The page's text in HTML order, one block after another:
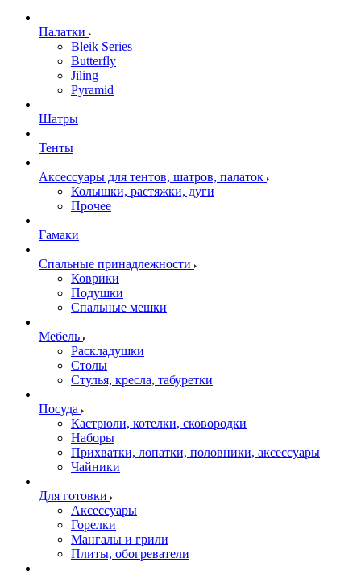
Палатки
Bleik Series
Butterfly
Jiling
Pyramid
Шатры
Тенты
Аксессуары для тентов, шатров, палаток
Колышки, растяжки, дуги
Прочее
Гамаки
Спальные принадлежности
Коврики
Подушки
Спальные мешки
Мебель
Раскладушки
Столы
Стулья, кресла, табуретки
Посуда
Кастрюли, котелки, сковородки
Наборы
Прихватки, лопатки, половники, аксессуары
Чайники
Для готовки
Аксессуары
Горелки
Мангалы и грили
Плиты, обогреватели